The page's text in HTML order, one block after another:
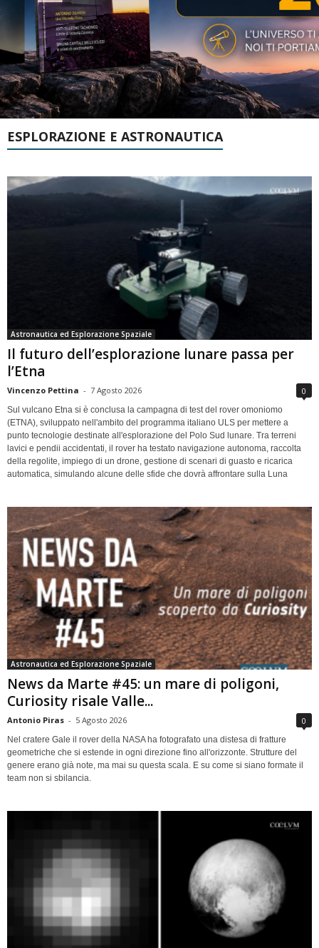
ESPLORAZIONE E ASTRONAUTICA
Astronautica ed Esplorazione Spaziale
Il futuro dell’esplorazione lunare passa per
l’Etna
Vincenzo Pettina - 7 Agosto 2026 0
Sul vulcano Etna si è conclusa la campagna di test del rover omoniomo
(ETNA), sviluppato nell'ambito del programma italiano ULS per mettere a
punto tecnologie destinate all'esplorazione del Polo Sud lunare. Tra terreni
lavici e pendii accidentati, il rover ha testato navigazione autonoma, raccolta
della regolite, impiego di un drone, gestione di scenari di guasto e ricarica
automatica, simulando alcune delle sfide che dovrà affrontare sulla Luna
Astronautica ed Esplorazione Spaziale
News da Marte #45: un mare di poligoni,
Curiosity risale Valle...
Antonio Piras - 5 Agosto 2026 0
Nel cratere Gale il rover della NASA ha fotografato una distesa di fratture
geometriche che si estende in ogni direzione fino all'orizzonte. Strutture del
genere erano già note, ma mai su questa scala. E su come si siano formate il
team non si sbilancia.